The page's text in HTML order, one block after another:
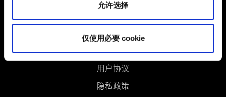
允许选择
仅使用必要 cookie
用户协议
隐私政策